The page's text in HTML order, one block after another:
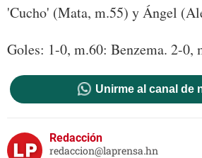
'Cucho' (Mata, m.55) y Ángel
Goles: 1-0, m.60: Benzema. 2-0,
Unirme al canal de
Redacción
redaccion@laprensa.hn